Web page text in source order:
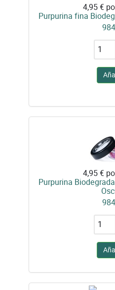
4,95 €
Purpurina fina
4,95 €
Purpurina